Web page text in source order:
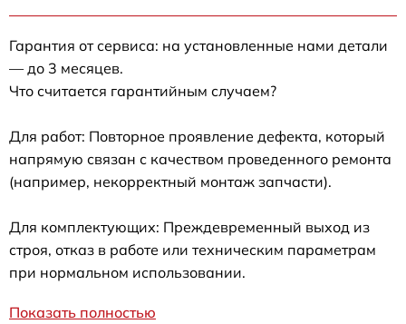
Гарантия от сервиса: на установленные нами детали
— до 3 месяцев.
Что считается гарантийным случаем?
Для работ: Повторное проявление дефекта, который
напрямую связан с качеством проведенного ремонта
(например, некорректный монтаж запчасти).
Для комплектующих: Преждевременный выход из
строя, отказ в работе или техническим параметрам
при нормальном использовании.
Показать полностью